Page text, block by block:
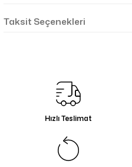
Taksit Seçenekleri
Hızlı Teslimat